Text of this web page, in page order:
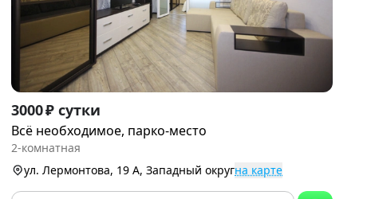
Item
1
of
3000 ₽ сутки
Всё необходимое, парко-место
2-комнатная
ул. Лермонтова, 19 А, Западный округна карте